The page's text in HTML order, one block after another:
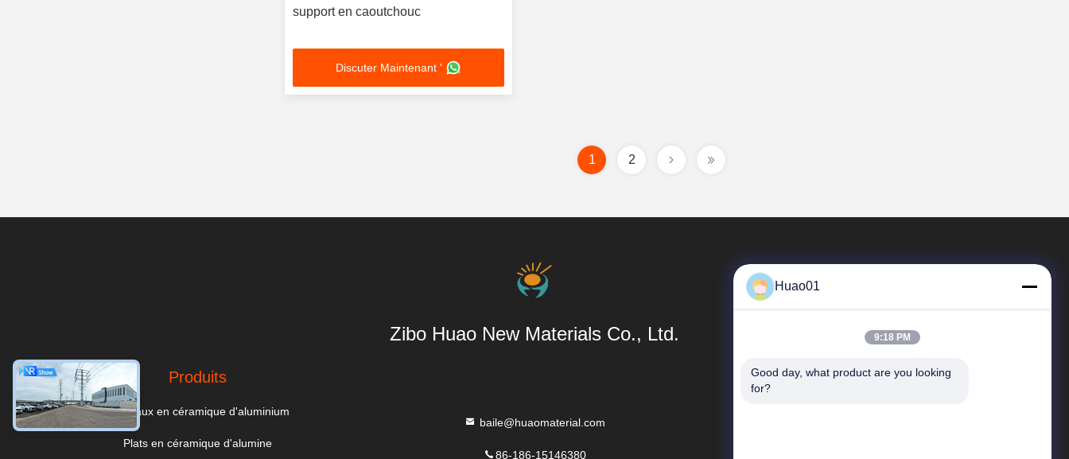
support en caoutchouc
Discuter Maintenant '
1 2
Zibo Huao New Materials Co., Ltd.
Produits
Carreaux en céramique d'aluminium
Plats en céramique d'alumine
baile@huaomaterial.com
86-186-15146380
Liens Rapides
Huao01
9:18 PM
Good day, what product are you looking
for?